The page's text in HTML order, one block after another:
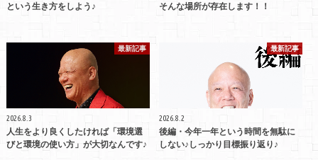
という生き方をしよう♪
そんな場所が存在します！！
最新記事
2026.8.3
人生をより良くしたければ「環境選
びと環境の使い方」が大切なんです♪
最新記事
2026.8.2
後編・今年一年という時間を無駄に
しない♪しっかり目標振り返り♪